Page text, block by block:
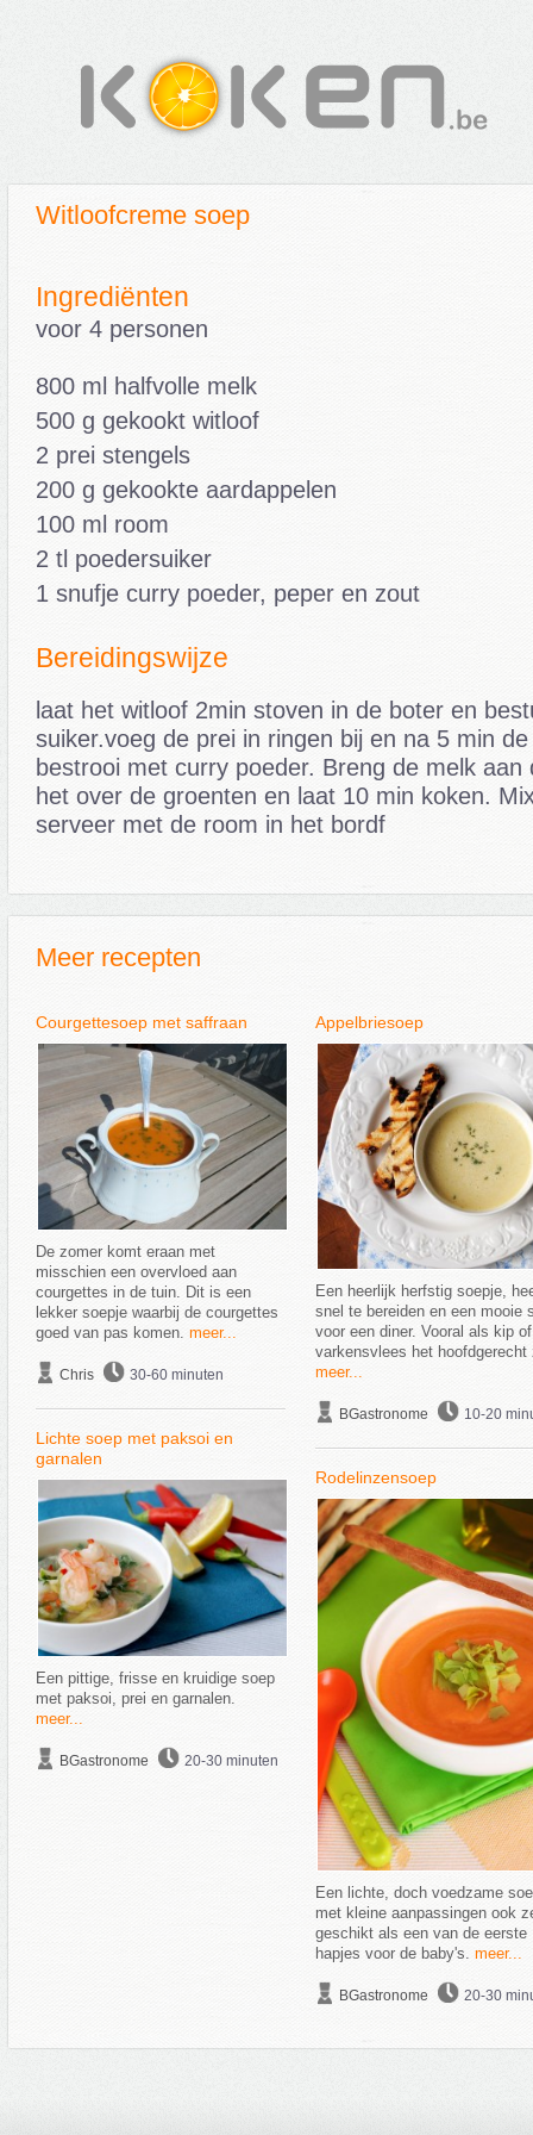
Witloofcreme soep
Ingrediënten
voor 4 personen
800 ml halfvolle melk
500 g gekookt witloof
2 prei stengels
200 g gekookte aardappelen
100 ml room
2 tl poedersuiker
1 snufje curry poeder, peper en zout
Bereidingswijze
laat het witloof 2min stoven in de boter en
suiker.voeg de prei in ringen bij en na 5 min
bestrooi met curry poeder. Breng de melk aan
het over de groenten en laat 10 min koken.
serveer met de room in het bordf
Meer recepten
Courgettesoep met saffraan
De zomer komt eraan met
misschien een overvloed aan
courgettes in de tuin. Dit is een
lekker soepje waarbij de courgettes
goed van pas komen. meer...
Chris 30-60 minuten
Lichte soep met paksoi en
garnalen
Een pittige, frisse en kruidige soep
met paksoi, prei en garnalen.
meer...
BGastronome 20-30 minuten
Appelbriesoep
Een heerlijk herfstig soepje,
snel te bereiden en een mooie
voor een diner. Vooral als kip of
varkensvlees het hoofdgerecht
meer...
BGastronome 10-20
Rodelinzensoep
Een lichte, doch voedzame
met kleine aanpassingen ook
geschikt als een van de eerste
hapjes voor de baby's. meer...
BGastronome 20-30